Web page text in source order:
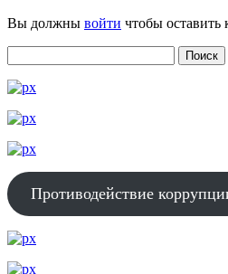
Вы должны войти чтобы оставить
Противодействие